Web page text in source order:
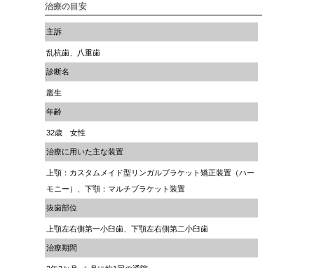
治療の目安
主訴
乱杭歯、八重歯
診断名
叢生
年齢
32歳 女性
治療に用いた主な装置
上顎：カスタムメイド型リンガルブラケット矯正装置（ハー
モニー）、下顎：マルチブラケット装置
抜歯部位
上顎左右側第一小臼歯、下顎左右側第二小臼歯
治療期間